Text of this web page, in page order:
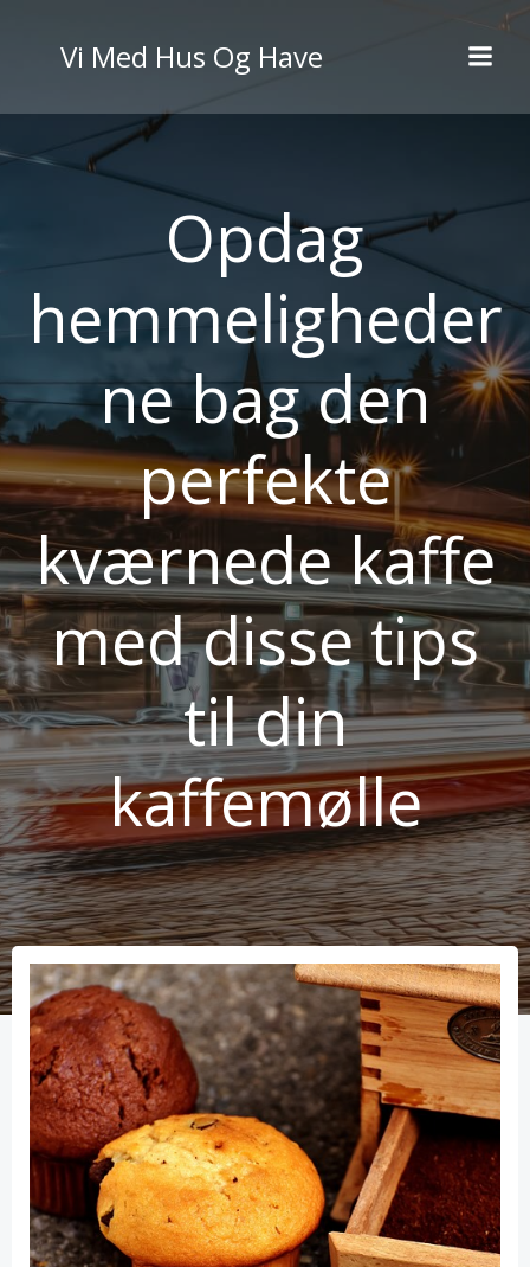
til
indhold
Vi Med Hus Og Have
Opdag
hemmeligheder
ne bag den
perfekte
kværnede kaffe
med disse tips
til din
kaffemølle